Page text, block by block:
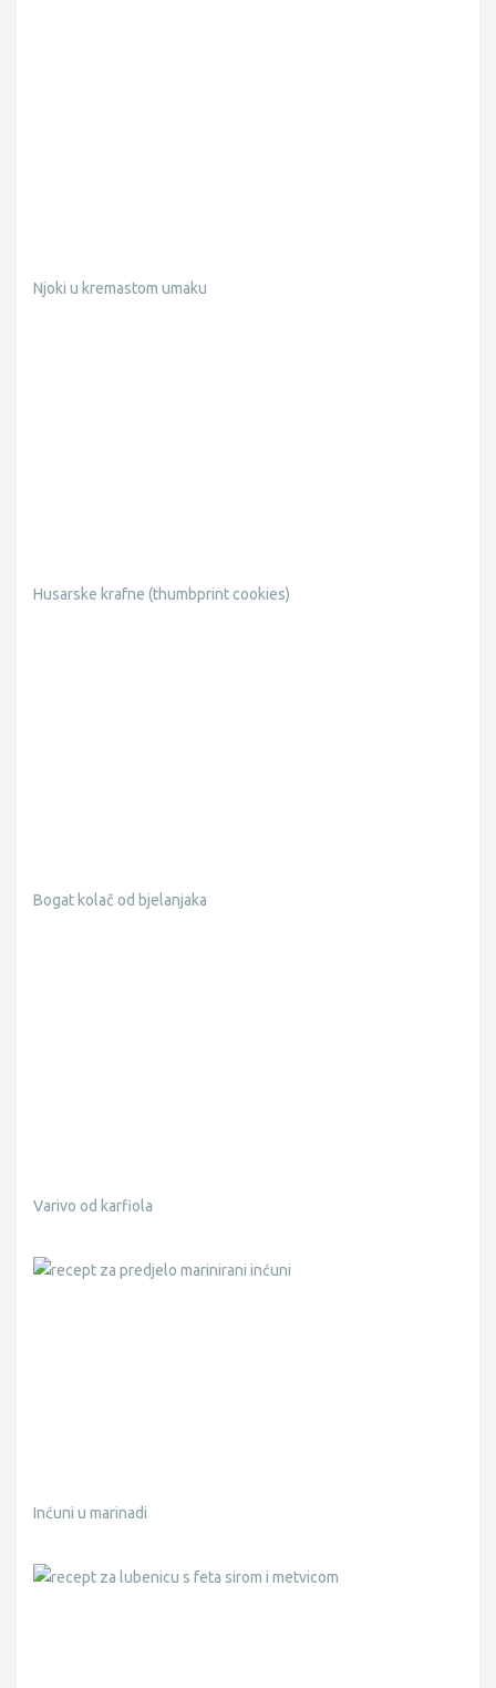
Njoki u kremastom umaku
Husarske krafne (thumbprint cookies)
Bogat kolač od bjelanjaka
Varivo od karfiola
Inćuni u marinadi